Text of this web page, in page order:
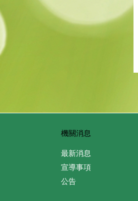
機關消息
最新消息
宣導事項
公告